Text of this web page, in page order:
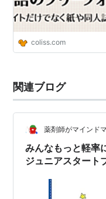
coliss.com
関連ブログ
薬剤師がマインド
みんなもっと軽率
ジュニアスタート